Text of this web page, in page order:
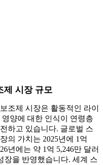
제 시장 규모
조제 시장은 활동적인 라이
양에 대한 인식이 연령층
하고 있습니다. 글로벌 스
의 가치는 2025년에 1억
년에는 약 1억 5,246만 달러
장을 반영했습니다. 세계 스